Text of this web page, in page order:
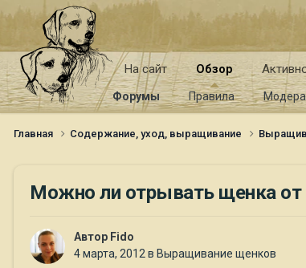
На сайт Обзор
Форумы Правила
Главная Содержание, уход, выращивание
Можно ли отрывать щенка от
Автор Fido
4 марта, 2012 в Выращивание щенков